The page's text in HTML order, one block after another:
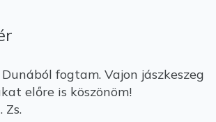
fogtam. Vajon jászkeszeg
előre is köszönöm!
Zs.